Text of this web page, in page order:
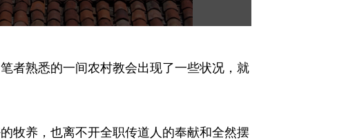
者熟悉的一间农村教会出现了一些状况，就
牧养，也离不开全职传道人的奉献和全然摆